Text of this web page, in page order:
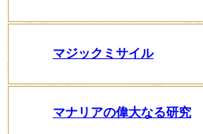
マジックミサイル
マナリアの偉大なる研究